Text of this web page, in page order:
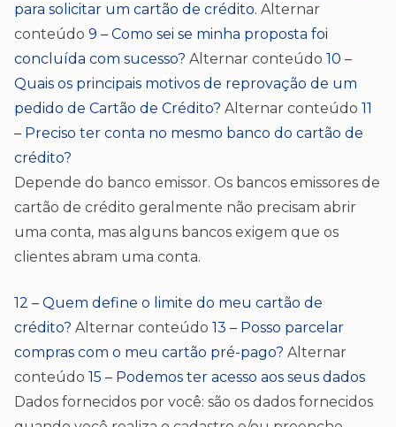
para solicitar um cartão de crédito. Alternar
conteúdo 9 – Como sei se minha proposta foi
concluída com sucesso? Alternar conteúdo 10 –
Quais os principais motivos de reprovação de um
pedido de Cartão de Crédito? Alternar conteúdo 11
– Preciso ter conta no mesmo banco do cartão de
crédito?
Depende do banco emissor. Os bancos emissores de
cartão de crédito geralmente não precisam abrir
uma conta, mas alguns bancos exigem que os
clientes abram uma conta.
12 – Quem define o limite do meu cartão de
crédito? Alternar conteúdo 13 – Posso parcelar
compras com o meu cartão pré-pago? Alternar
conteúdo 15 – Podemos ter acesso aos seus dados
Dados fornecidos por você: são os dados fornecidos